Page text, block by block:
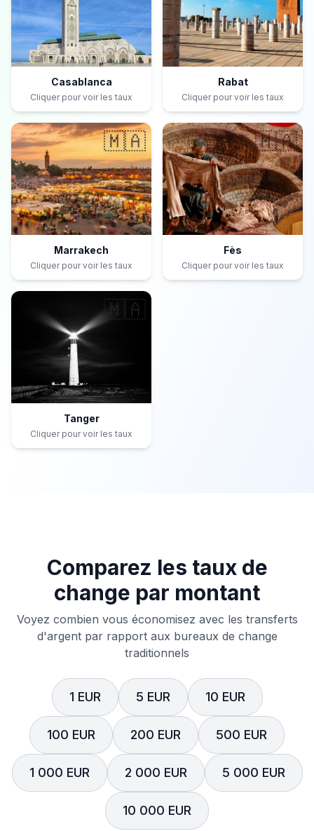
Casablanca
Cliquer pour voir les taux
Rabat
Cliquer pour voir les taux
🇲🇦
Marrakech
Cliquer pour voir les taux
🇲🇦
Fès
Cliquer pour voir les taux
🇲🇦
Tanger
Cliquer pour voir les taux
Comparez les taux de
change par montant
Voyez combien vous économisez avec les transferts
d'argent par rapport aux bureaux de change
traditionnels
1 EUR 5 EUR 10 EUR
100 EUR 200 EUR 500 EUR
1 000 EUR 2 000 EUR 5 000 EUR
10 000 EUR